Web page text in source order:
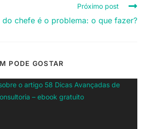
Próximo post
do chefe é o problema: o que fazer?
PODE GOSTAR